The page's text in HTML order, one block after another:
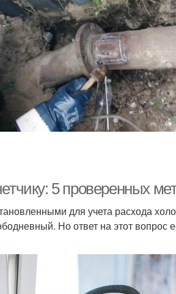
5 проверенных
для учета расхода
Но ответ на этот вопрос